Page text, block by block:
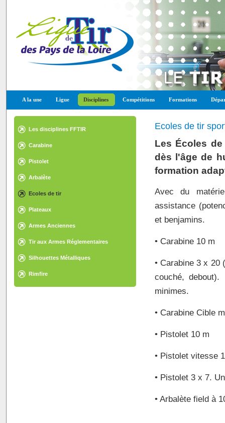
A la une Ligue Disciplines Compétitions Formations
Les disciplines FFTIR
Carabine
Pistolet
Arbalète
Ecoles de tir
Plateaux
Armes Anciennes
Tir aux Armes Réglementaires
Silhouettes Métalliques
Rimfire
Ecoles de tir
Les Écoles
dès l'âge de
formation
Avec du
assistance
et benjamins.
• Carabine 10 m
• Carabine 3 x 20
couché, debout).
minimes.
• Carabine Cible
• Pistolet 10 m
• Pistolet vitesse
• Pistolet 3 x 7.
• Arbalète field à